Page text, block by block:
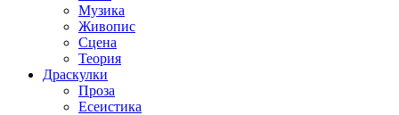
Музика
Живопис
Сцена
Теория
Драскулки
Проза
Есеистика